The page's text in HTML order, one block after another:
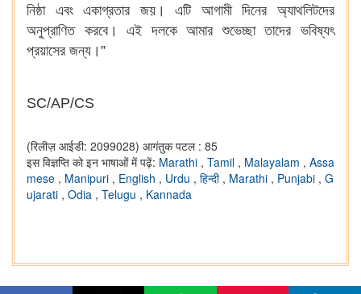
নিষ্ঠা এবং একাগ্রতার জয়। এটি আগামী দিনের অ্যাথলিটদের
অনুপ্রাণিত করবে। এই দলকে আমার শুভেচ্ছা তাদের ভবিষ্যৎ
প্রয়াসের জন্য।”
SC/AP/CS
(रिलीज़ आईडी: 2099028) आगंतुक पटल : 85
इस विज्ञप्ति को इन भाषाओं में पढ़ें: Marathi , Tamil , Malayalam , Assa
mese , Manipuri , English , Urdu , हिन्दी , Marathi , Punjabi , G
ujarati , Odia , Telugu , Kannada